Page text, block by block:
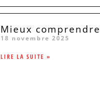
Mieux
18 novembre 2025
LIRE LA SUITE »